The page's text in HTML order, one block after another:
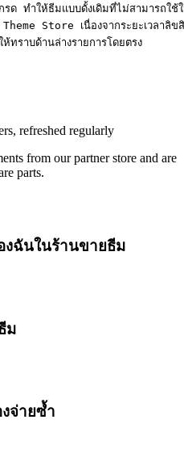
ด ทำให้ธีมแบบดั้งเดิมที่ไม่สามารถใ
Store เนื่องจากระยะเวลาลิข
ทราบด้านล่างรายการโดยตรง
refreshed regularly
from our partner store and are
parts.
ฉันในร้านขายธีม
ม
จ่ายซ้ำ